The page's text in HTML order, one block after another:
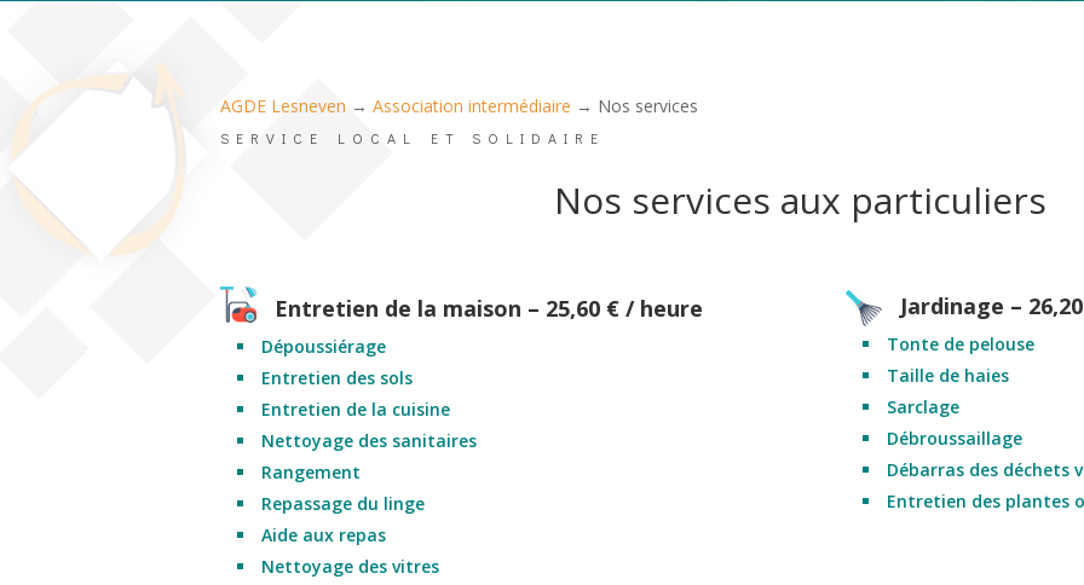
AGDE Lesneven → Association intermédiaire → Nos services
SERVICE LOCAL ET SOLIDAIRE
Nos services aux particuliers
Entretien de la maison – 25,60 € / heure
Dépoussiérage
Entretien des sols
Entretien de la cuisine
Nettoyage des sanitaires
Rangement
Repassage du linge
Aide aux repas
Nettoyage des vitres
Jardinage –
Tonte de pelouse
Taille de haies
Sarclage
Débroussaillage
Débarras des déchets
Entretien des plantes